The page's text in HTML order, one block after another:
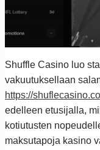
Shuffle Casino luo
vakuutuksellaan
https://
edelleen etusijalla,
kotiutusten
maksutapoja kasino